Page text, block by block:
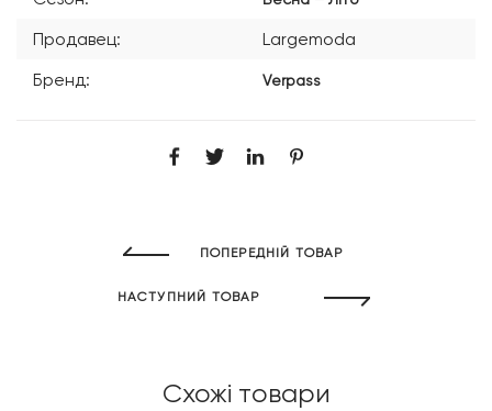
Продавец:
Largemoda
Бренд:
Verpass
ПОПЕРЕДНІЙ ТОВАР
НАСТУПНИЙ ТОВАР
Схожі товари